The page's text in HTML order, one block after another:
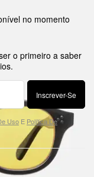
no momento
o primeiro a saber
Inscrever-Se
Uso E Política De